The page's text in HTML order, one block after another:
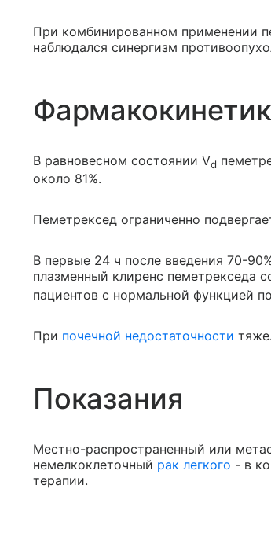
При комбинированном применении
наблюдался синергизм
В равновесном состоянии Vd
около 81%.
Пеметрексед ограниченно
В первые 24 ч после введения 70-
плазменный клиренс пеметрекседа
пациентов с нормальной функцией
При почечной недостаточности
Показания
Местно-распространенный или
немелкоклеточный рак легкого - в
терапии.